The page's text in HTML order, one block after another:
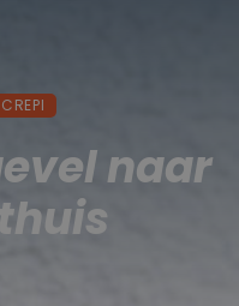
CREPI
naar